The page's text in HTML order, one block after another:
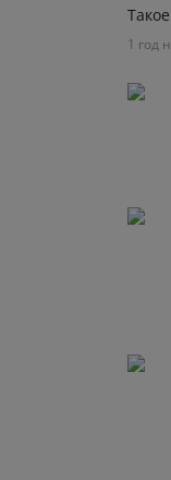
1 год